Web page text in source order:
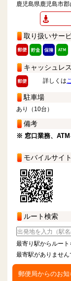
鹿児島県鹿児島市郡
取り扱いサー
キャッシュレス
詳しくは
駐車場
あり（10台）
備考
※ 窓口業務、ATM
モバイルサイト
ルート検索
最寄り駅からルート
最寄駅がありません
郵便局からのお知